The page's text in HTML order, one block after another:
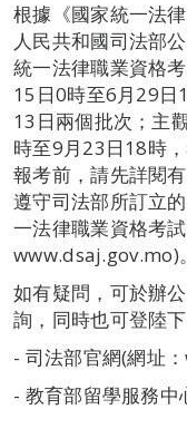
根據《國家統一法
人民共和國司法部
統一法律職業資格
15日0時至6月29日
13日兩個批次；主
時至9月23日18時
報考前，請先詳閱
遵守司法部所訂立
一法律職業資格考
www.dsaj.gov.mo)。
如有疑問，可於辦
詢，同時也可登陸
- 司法部官網(網址
- 教育部留學服務